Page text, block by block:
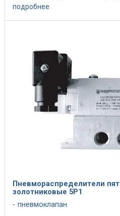
подробнее
Пневмораспределители
золотниковые 5P1
пневмоклапан